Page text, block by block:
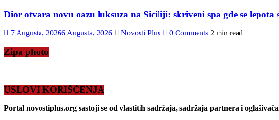
Dior otvara novu oazu luksuza na Siciliji: skriveni spa gde se lepota
7 Augusta, 20266 Augusta, 2026 Novosti Plus 0 Comments 2 min read
Zipa photo
USLOVI KORIŠĆENJA
Portal novostiplus.org sastoji se od vlastitih sadržaja, sadržaja partnera i